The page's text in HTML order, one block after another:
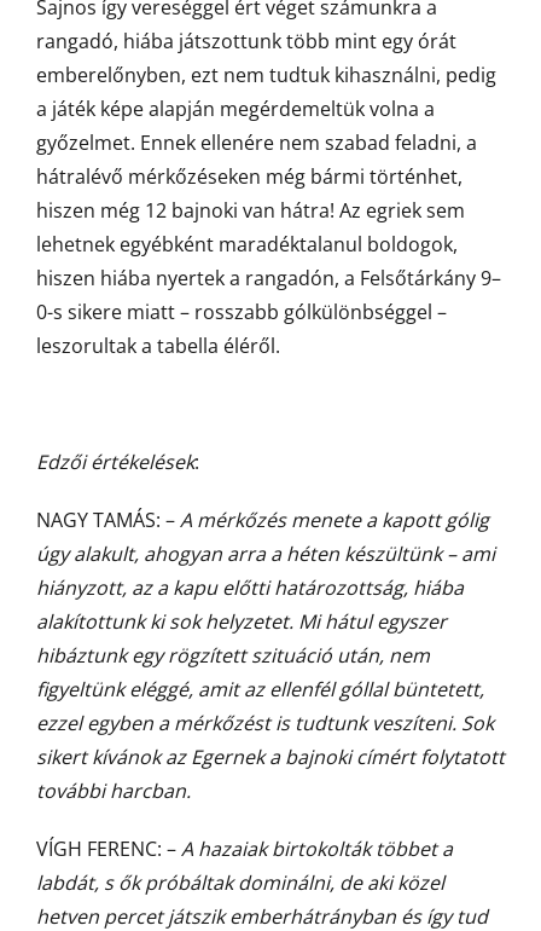
Sajnos így vereséggel ért véget számunkra a
rangadó, hiába játszottunk több mint egy órát
emberelőnyben, ezt nem tudtuk kihasználni, pedig
a játék képe alapján megérdemeltük volna a
győzelmet. Ennek ellenére nem szabad feladni, a
hátralévő mérkőzéseken még bármi történhet,
hiszen még 12 bajnoki van hátra! Az egriek sem
lehetnek egyébként maradéktalanul boldogok,
hiszen hiába nyertek a rangadón, a Felsőtárkány 9–
0-s sikere miatt – rosszabb gólkülönbséggel –
leszorultak a tabella éléről.
Edzői értékelések:
NAGY TAMÁS: –A mérkőzés menete a kapott gólig
úgy alakult, ahogyan arra a héten készültünk – ami
hiányzott, az a kapu előtti határozottság, hiába
alakítottunk ki sok helyzetet. Mi hátul egyszer
hibáztunk egy rögzített szituáció után, nem
figyeltünk eléggé, amit az ellenfél góllal büntetett,
ezzel egyben a mérkőzést is tudtunk veszíteni. Sok
sikert kívánok az Egernek a bajnoki címért folytatott
további harcban.
VÍGH FERENC: –A hazaiak birtokolták többet a
labdát, s ők próbáltak dominálni, de aki közel
hetven percet játszik emberhátrányban és így tud